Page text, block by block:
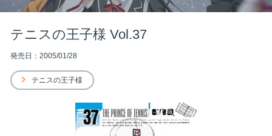
テニスの王子様 Vol.37
発売日：2005/01/28
テニスの王子様